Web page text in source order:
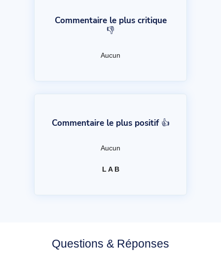
Commentaire le plus critique
👎
Aucun
Commentaire le plus positif 👍
Aucun
L A B
Questions & Réponses